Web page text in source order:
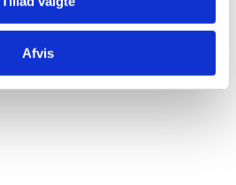
Afvis